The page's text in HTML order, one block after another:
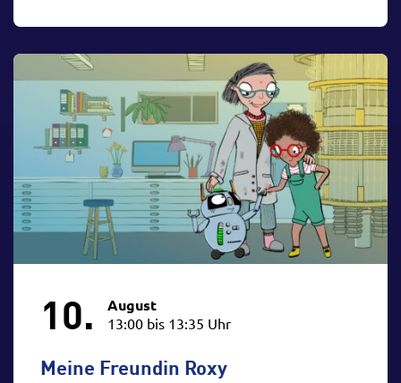
10. August
13:00 bis 13:35 Uhr
Meine Freundin Roxy